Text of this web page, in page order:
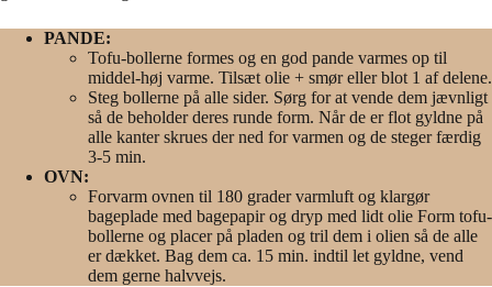
PANDE:
Tofu-bollerne formes og en god pande varmes op til
middel-høj varme. Tilsæt olie + smør eller blot 1 af delene.
Steg bollerne på alle sider. Sørg for at vende dem jævnligt
så de beholder deres runde form. Når de er flot gyldne på
alle kanter skrues der ned for varmen og de steger færdig
3-5 min.
OVN:
Forvarm ovnen til 180 grader varmluft og klargør
bageplade med bagepapir og dryp med lidt olie Form tofu-
bollerne og placer på pladen og tril dem i olien så de alle
er dækket. Bag dem ca. 15 min. indtil let gyldne, vend
dem gerne halvvejs.